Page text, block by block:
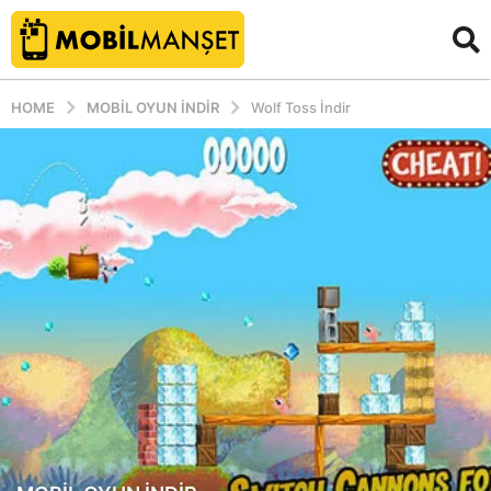
HOME MOBIL OYUN INDIR Wolf Toss İndir